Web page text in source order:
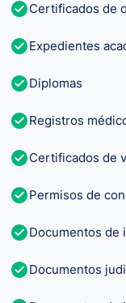
Certificados de
Expedientes
Diplomas
Registros
Certificados de
Permisos de
Documentos de
Documentos